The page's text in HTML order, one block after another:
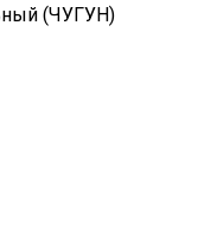
(ЧУГУН)